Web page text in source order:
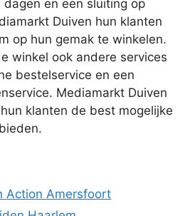
en een sluiting op
Duiven hun klanten
op hun gemak te winkelen.
winkel ook andere services
bestelservice en een
Mediamarkt Duiven
klanten de best mogelijke
Action Amersfoort